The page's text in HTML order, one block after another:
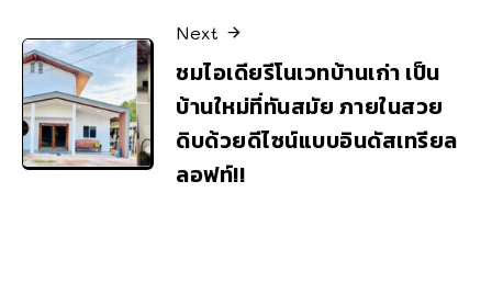
Next
ชมไอเดียรีโนเวทบ้านเก่า เป็น
บ้านใหม่ที่ทันสมัย ภายในสวย
ดิบด้วยดีไซน์แบบอินดัสเทรียล
ลอฟท์!!